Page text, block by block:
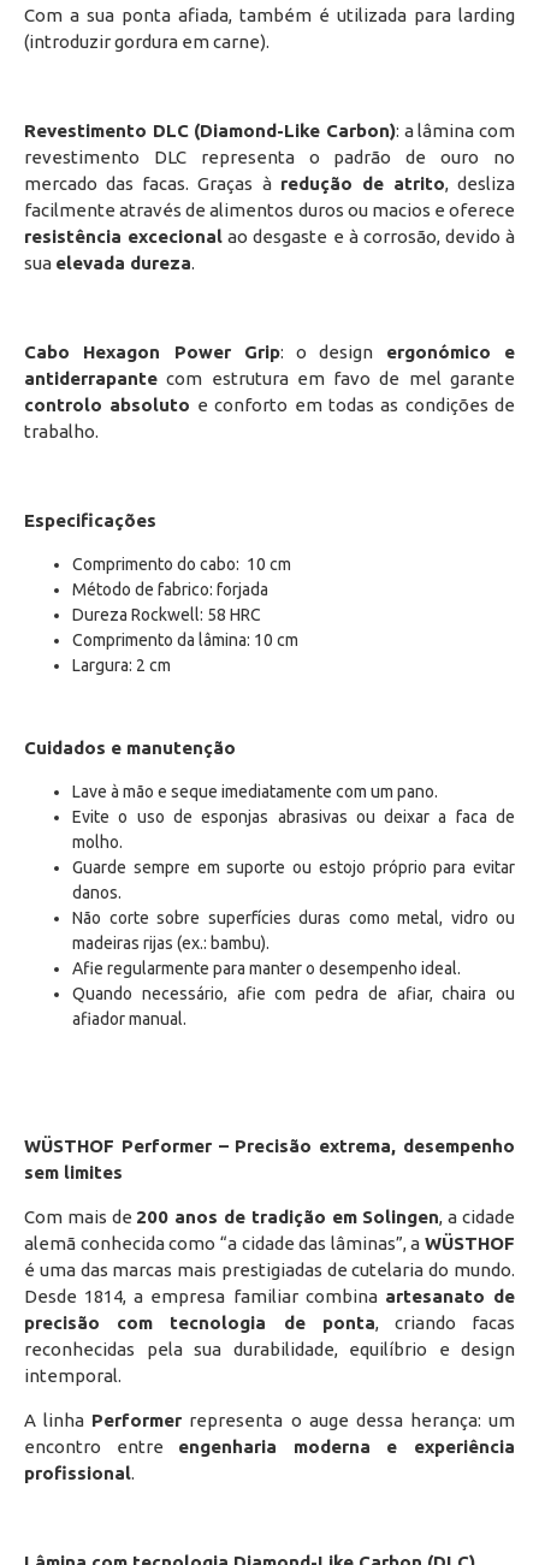
Com a sua ponta afiada, também é utilizada para larding
(introduzir gordura em carne).
Revestimento DLC (Diamond-Like Carbon): a lâmina com
revestimento DLC representa o padrão de ouro no
mercado das facas. Graças à redução de atrito, desliza
facilmente através de alimentos duros ou macios e oferece
resistência excecional ao desgaste e à corrosão, devido à
sua elevada dureza.
Cabo Hexagon Power Grip: o design ergonómico e
antiderrapante com estrutura em favo de mel garante
controlo absoluto e conforto em todas as condições de
trabalho.
Especificações
Comprimento do cabo: 10 cm
Método de fabrico: forjada
Dureza Rockwell: 58 HRC
Comprimento da lâmina: 10 cm
Largura: 2 cm
Cuidados e manutenção
Lave à mão e seque imediatamente com um pano.
Evite o uso de esponjas abrasivas ou deixar a faca de
molho.
Guarde sempre em suporte ou estojo próprio para evitar
danos.
Não corte sobre superfícies duras como metal, vidro ou
madeiras rijas (ex.: bambu).
Afie regularmente para manter o desempenho ideal.
Quando necessário, afie com pedra de afiar, chaira ou
afiador manual.
WÜSTHOF Performer – Precisão extrema, desempenho
sem limites
Com mais de 200 anos de tradição em Solingen, a cidade
alemã conhecida como “a cidade das lâminas”, a WÜSTHOF
é uma das marcas mais prestigiadas de cutelaria do mundo.
Desde 1814, a empresa familiar combina artesanato de
precisão com tecnologia de ponta, criando facas
reconhecidas pela sua durabilidade, equilíbrio e design
intemporal.
A linha Performer representa o auge dessa herança: um
encontro entre engenharia moderna e experiência
profissional.